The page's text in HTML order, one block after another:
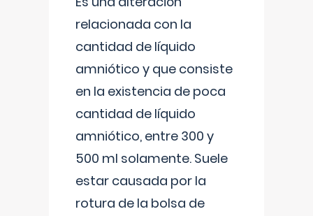
relacionada con la
cantidad de líquido
amniótico y que consiste
en la existencia de poca
cantidad de líquido
amniótico, entre 300 y
500 ml solamente. Suele
estar causada por la
rotura de la bolsa de